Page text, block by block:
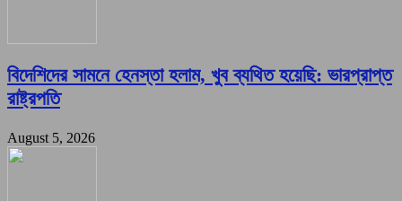
বিদেশিদের সামনে হেনস্তা হলাম, খুব ব্যথিত হয়েছি: ভারপ্রাপ্ত
রাষ্ট্রপতি
August 5, 2026